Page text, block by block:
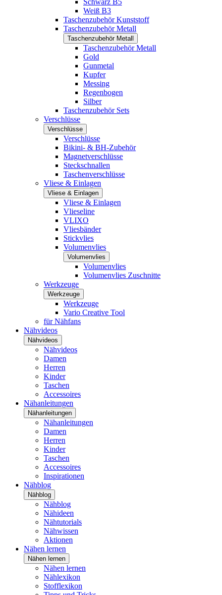
Schwarz B5
Weiß B3
Taschenzubehör Kunststoff
Taschenzubehör Metall
Taschenzubehör Metall
Taschenzubehör Metall
Gold
Gunmetal
Kupfer
Messing
Regenbogen
Silber
Taschenzubehör Sets
Verschlüsse
Verschlüsse
Verschlüsse
Bikini- & BH-Zubehör
Magnetverschlüsse
Steckschnallen
Taschenverschlüsse
Vliese & Einlagen
Vliese & Einlagen
Vliese & Einlagen
Vlieseline
VLIXO
Vliesbänder
Stickvlies
Volumenvlies
Volumenvlies
Volumenvlies
Volumenvlies Zuschnitte
Werkzeuge
Werkzeuge
Werkzeuge
Vario Creative Tool
für Nähfans
Nähvideos
Nähvideos
Nähvideos
Damen
Herren
Kinder
Taschen
Accessoires
Nähanleitungen
Nähanleitungen
Nähanleitungen
Damen
Herren
Kinder
Taschen
Accessoires
Inspirationen
Nähblog
Nähblog
Nähblog
Nähideen
Nähtutorials
Nähwissen
Aktionen
Nähen lernen
Nähen lernen
Nähen lernen
Nählexikon
Stofflexikon